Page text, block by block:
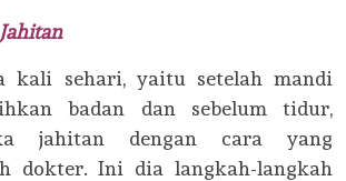
kali sehari, yaitu setelah mandi
badan dan sebelum tidur,
jahitan dengan cara yang
dokter. Ini dia langkah-langkah